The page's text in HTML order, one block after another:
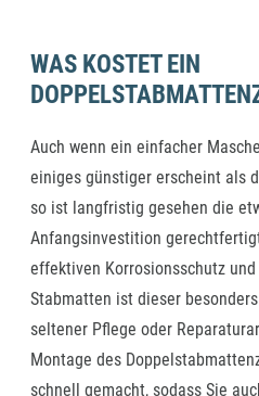
WAS KOSTET EIN
Auch wenn ein einfacher
einiges günstiger erscheint als
so ist langfristig gesehen die
Anfangsinvestition
effektiven Korrosionsschutz
Stabmatten ist dieser
seltener Pflege oder
Montage des
schnell gemacht, sodass Sie